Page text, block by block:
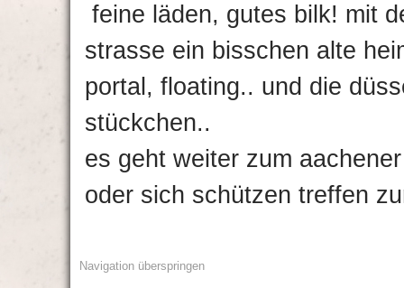
feine läden, gutes bilk! mit
strasse ein bisschen alte
portal, floating.. und die
stückchen..
es geht weiter zum
oder sich schützen treffen
Navigation überspringen